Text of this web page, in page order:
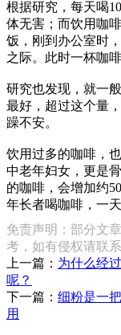
根据研究，每天喝
体无害；而饮用咖
饭，刚到办公室时
之际。此时一杯咖
研究也发现，就一
最好，超过这个量
躁不安。
饮用过多的咖啡，
中老年妇女，更是
的咖啡，会增加约
年长者喝咖啡，一
免责声明：部分文
考，如有侵权请联
上一篇： 为什么经
呢？
下一篇： 细粉是一
用